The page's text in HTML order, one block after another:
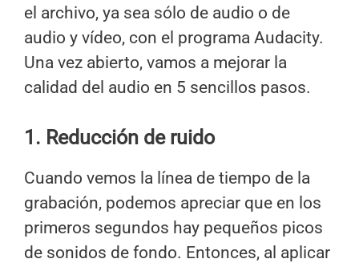
el archivo, ya sea sólo de audio o de
audio y vídeo, con el programa Audacity.
Una vez abierto, vamos a mejorar la
calidad del audio en 5 sencillos pasos.
1. Reducción de ruido
Cuando vemos la línea de tiempo de la
grabación, podemos apreciar que en los
primeros segundos hay pequeños picos
de sonidos de fondo. Entonces, al aplicar